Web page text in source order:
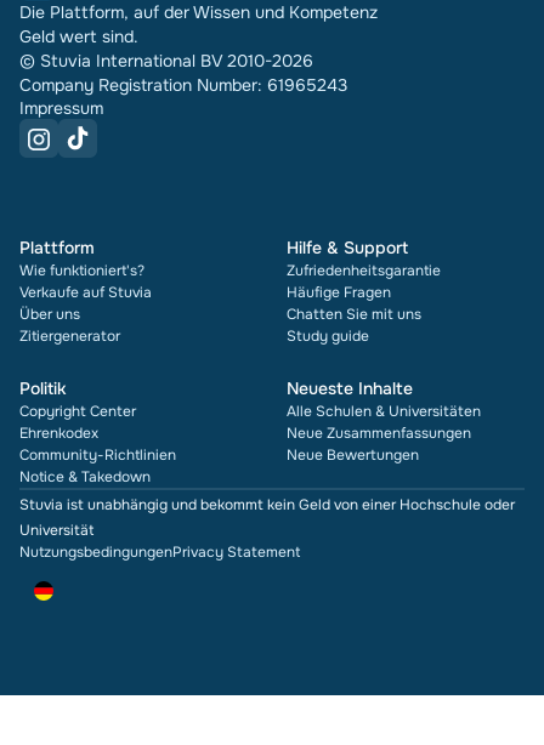
Die Plattform, auf der Wissen und Kompetenz
Geld wert sind.
© Stuvia International BV 2010-2026
Company Registration Number: 61965243
Impressum
Plattform
Wie funktioniert's?
Verkaufe auf Stuvia
Über uns
Zitiergenerator
Hilfe & Support
Zufriedenheitsgarantie
Häufige Fragen
Chatten Sie mit uns
Study guide
Politik
Copyright Center
Ehrenkodex
Community-Richtlinien
Notice & Takedown
Neueste Inhalte
Alle Schulen & Universitäten
Neue Zusammenfassungen
Neue Bewertungen
Stuvia ist unabhängig und bekommt kein Geld von einer Hochschule oder
Universität
NutzungsbedingungenPrivacy Statement